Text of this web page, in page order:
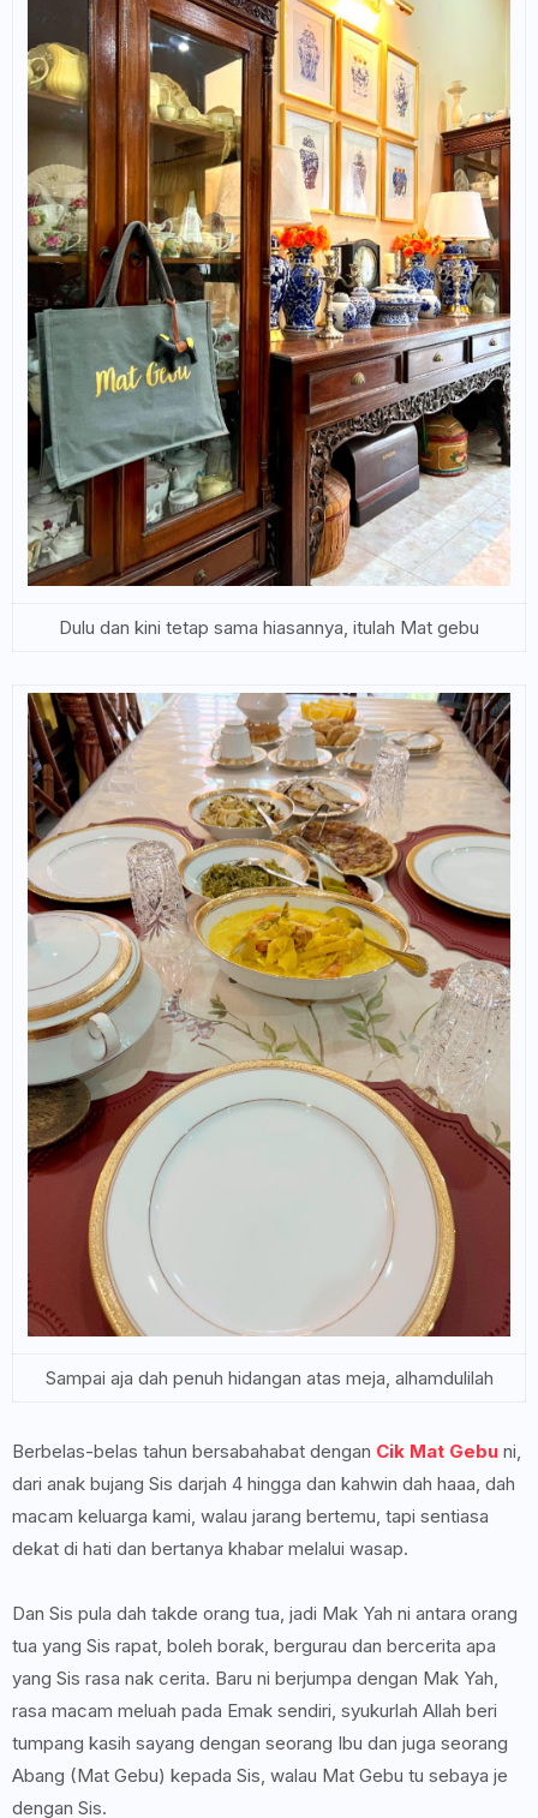
Dulu dan kini tetap sama hiasannya, itulah Mat gebu
Sampai aja dah penuh hidangan atas meja, alhamdulilah
Berbelas-belas tahun bersabahabat dengan Cik Mat Gebu ni,
dari anak bujang Sis darjah 4 hingga dan kahwin dah haaa, dah
macam keluarga kami, walau jarang bertemu, tapi sentiasa
dekat di hati dan bertanya khabar melalui wasap.
Dan Sis pula dah takde orang tua, jadi Mak Yah ni antara orang
tua yang Sis rapat, boleh borak, bergurau dan bercerita apa
yang Sis rasa nak cerita. Baru ni berjumpa dengan Mak Yah,
rasa macam meluah pada Emak sendiri, syukurlah Allah beri
tumpang kasih sayang dengan seorang Ibu dan juga seorang
Abang (Mat Gebu) kepada Sis, walau Mat Gebu tu sebaya je
dengan Sis.